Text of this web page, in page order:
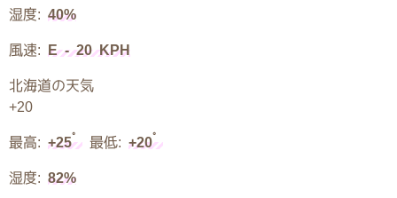
湿度: 40%
風速: E - 20 KPH
北海道の天気
+20
最高: +25° 最低: +20°
湿度: 82%